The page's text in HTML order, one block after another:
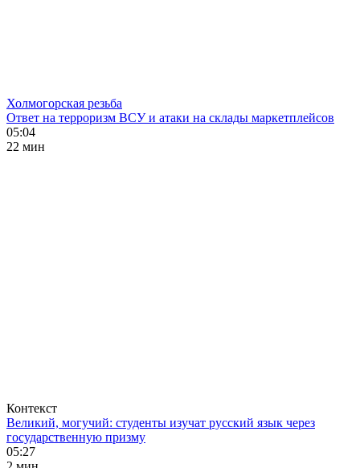
Холмогорская резьба
Ответ на терроризм ВСУ и атаки на склады маркетплейсов
05:04
22 мин
Контекст
Великий, могучий: студенты изучат русский язык через
государственную призму
05:27